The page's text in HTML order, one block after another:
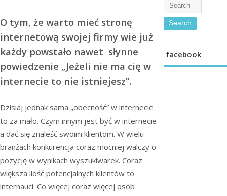
O tym, że warto mieć stronę
internetową swojej firmy wie już
każdy powstało nawet słynne
powiedzenie „Jeżeli nie ma cię w
internecie to nie istniejesz”.
Dzisiaj jednak sama „obecność” w internecie
to za mało. Czym innym jest być w internecie
a dać się znaleść swoim klientom. W wielu
branżach konkurencja coraz mocniej walczy o
pozycję w wynikach wyszukiwarek. Coraz
większa ilość potencjalnych klientów to
internauci. Co więcej coraz więcej osób
facebook